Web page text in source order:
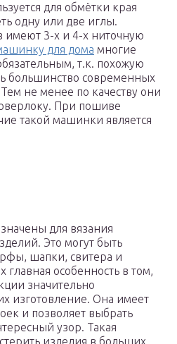
для обмётки края
одну или две иглы.
имеют 3-х и 4-х ниточную
для дома многие
т.к. похожую
большинство современных
не менее по качеству они
При пошиве
такой машинки является
для вязания
Это могут быть
шапки, свитера и
особенность в том,
значительно
изготовление. Она имеет
и позволяет выбрать
узор. Такая
изделия в больших